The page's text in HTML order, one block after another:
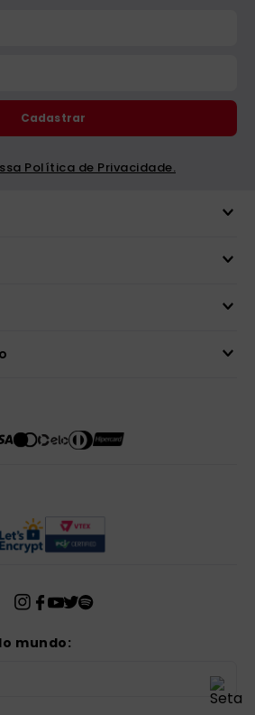
Política de Privacidade.
Cadastrar
mundo: